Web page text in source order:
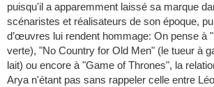
puisqu'il a apparemment laissé sa marque
scénaristes et réalisateurs de son époque,
d’œuvres lui rendent hommage: On pense à
verte), "No Country for Old Men" (le tueur à
lait) ou encore à "Game of Thrones", la
Arya n'étant pas sans rappeler celle entre